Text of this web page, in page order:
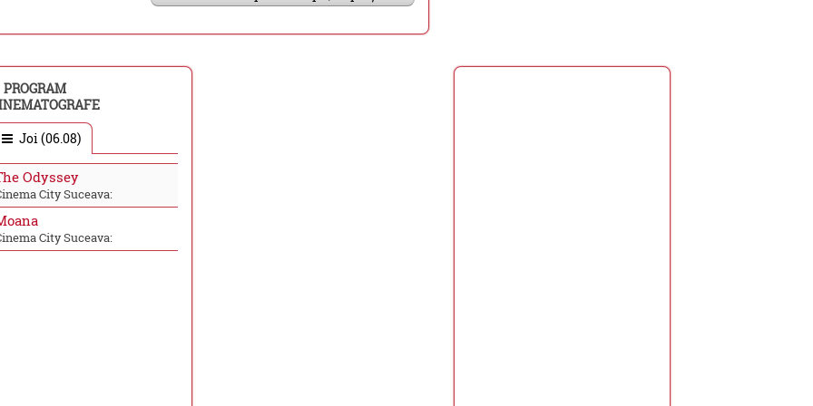
PROGRAM
Joi (06.08)
Odyssey
City Suceava:
City Suceava: